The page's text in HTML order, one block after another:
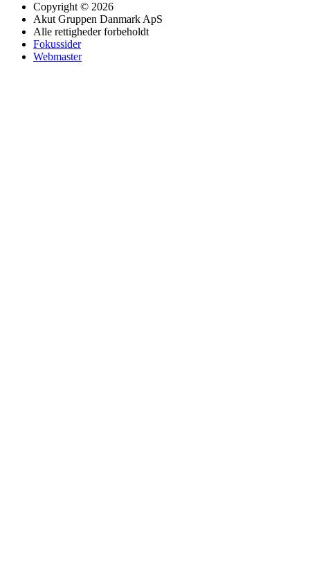
Copyright © 2026
Akut Gruppen Danmark ApS
Alle rettigheder forbeholdt
Fokussider
Webmaster